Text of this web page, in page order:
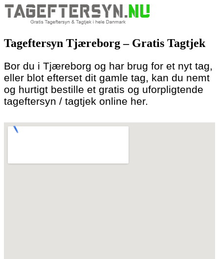
to
content
Tageftersyn Tjæreborg – Gratis Tagtjek
Bor du i Tjæreborg og har brug for et nyt tag,
eller blot efterset dit gamle tag, kan du nemt
og hurtigt bestille et gratis og uforpligtende
tageftersyn / tagtjek online her.